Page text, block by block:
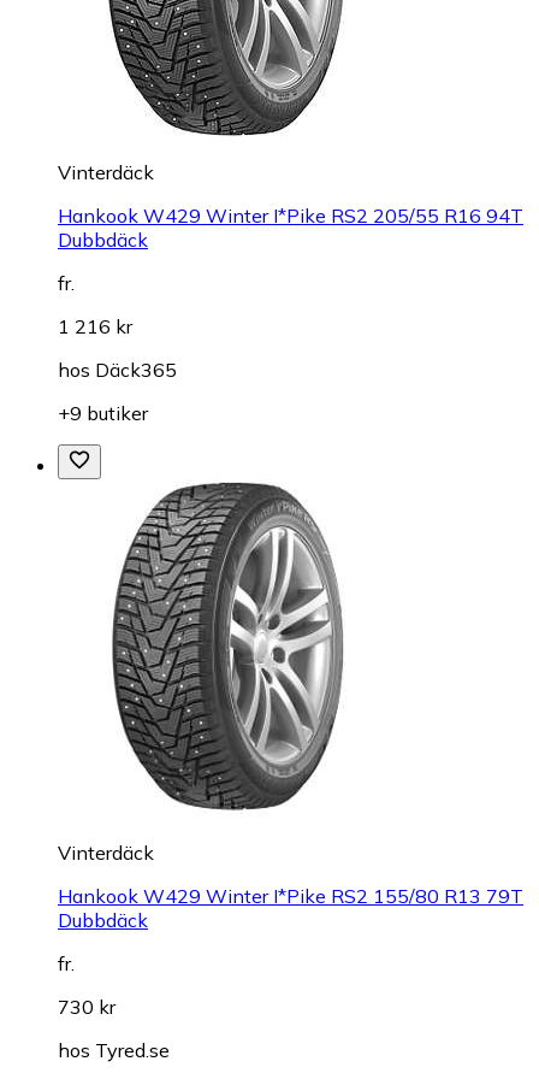
Vinterdäck
Hankook W429 Winter I*Pike RS2 205/55 R16 94T
Dubbdäck
fr.
1 216 kr
hos Däck365
+9 butiker
Vinterdäck
Hankook W429 Winter I*Pike RS2 155/80 R13 79T
Dubbdäck
fr.
730 kr
hos Tyred.se